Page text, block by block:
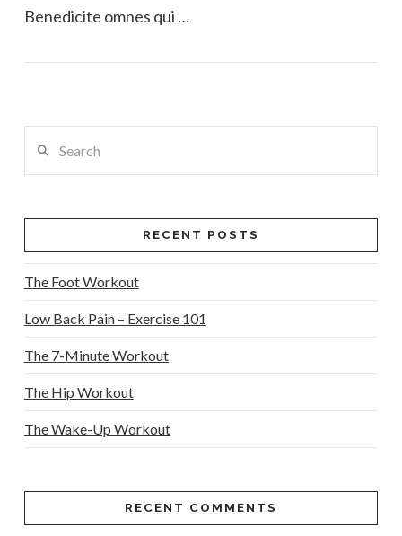
Benedicite omnes qui …
RECENT POSTS
The Foot Workout
Low Back Pain – Exercise 101
The 7-Minute Workout
The Hip Workout
The Wake-Up Workout
RECENT COMMENTS